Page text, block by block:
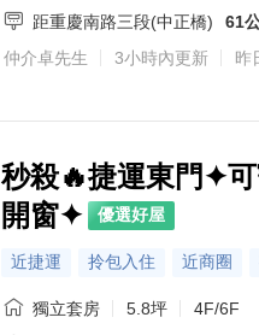
距重慶南路三段(中正橋)
61
仲介卓先生
3小時內更新 昨
秒殺🔥捷運東門✦
開窗✦
優選好屋
近捷運 拎包入住 近商圈
獨立套房 5.8坪 4F/6F